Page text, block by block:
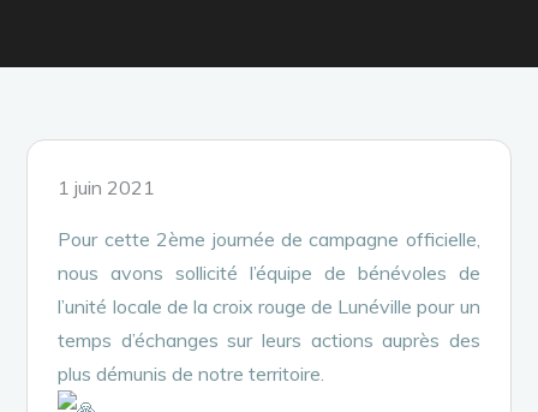
Posted
1 juin 2021
Pour cette 2ème journée de campagne officielle,
nous avons sollicité l’équipe de bénévoles de
l’unité locale de la croix rouge de Lunéville pour un
temps d’échanges sur leurs actions auprès des
plus démunis de notre territoire.